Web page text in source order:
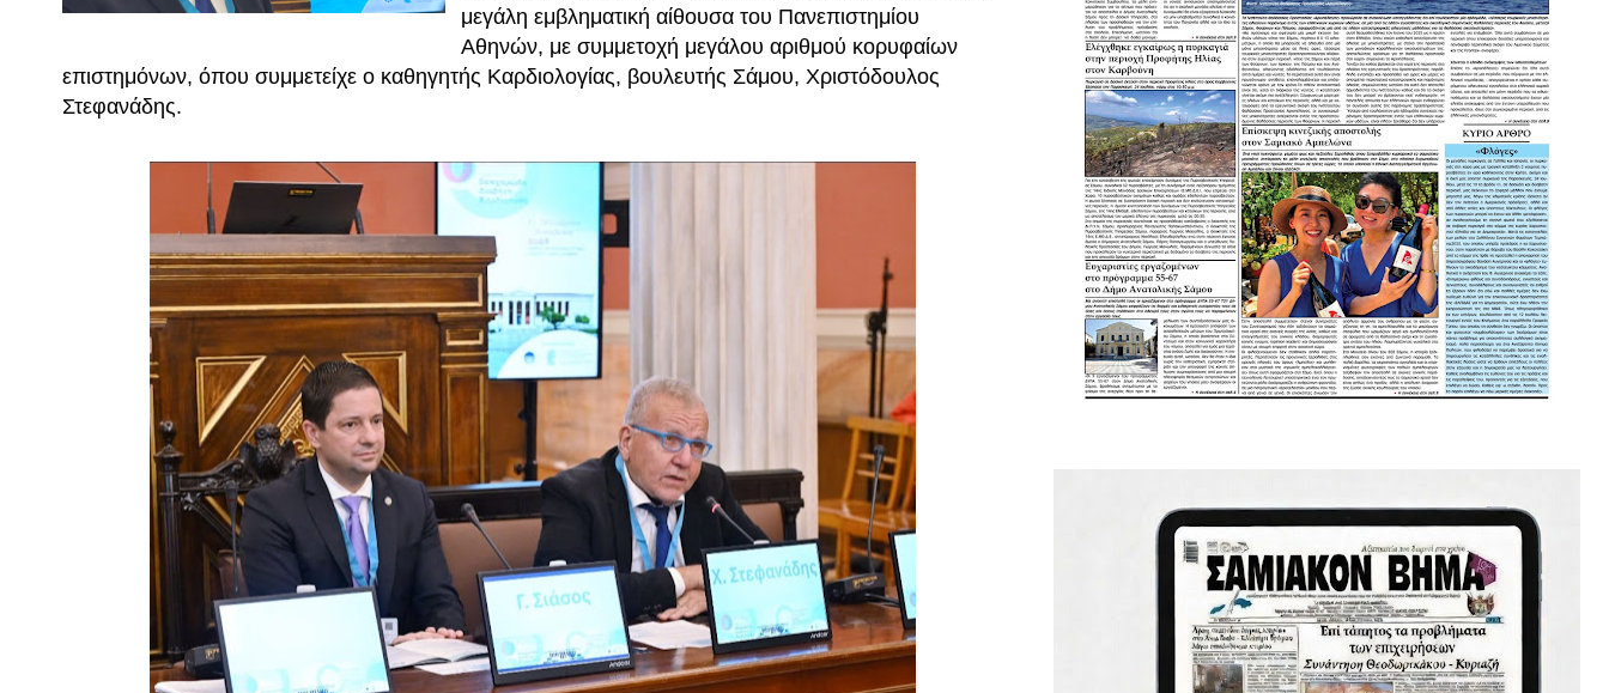
μεγάλη εμβληματική αίθουσα του Πανεπιστημίου
Αθηνών, με συμμετοχή μεγάλου αριθμού κορυφαίων
επιστημόνων, όπου συμμετείχε ο καθηγητής Καρδιολογίας, βουλευτής Σάμου, Χριστόδουλος
Στεφανάδης.